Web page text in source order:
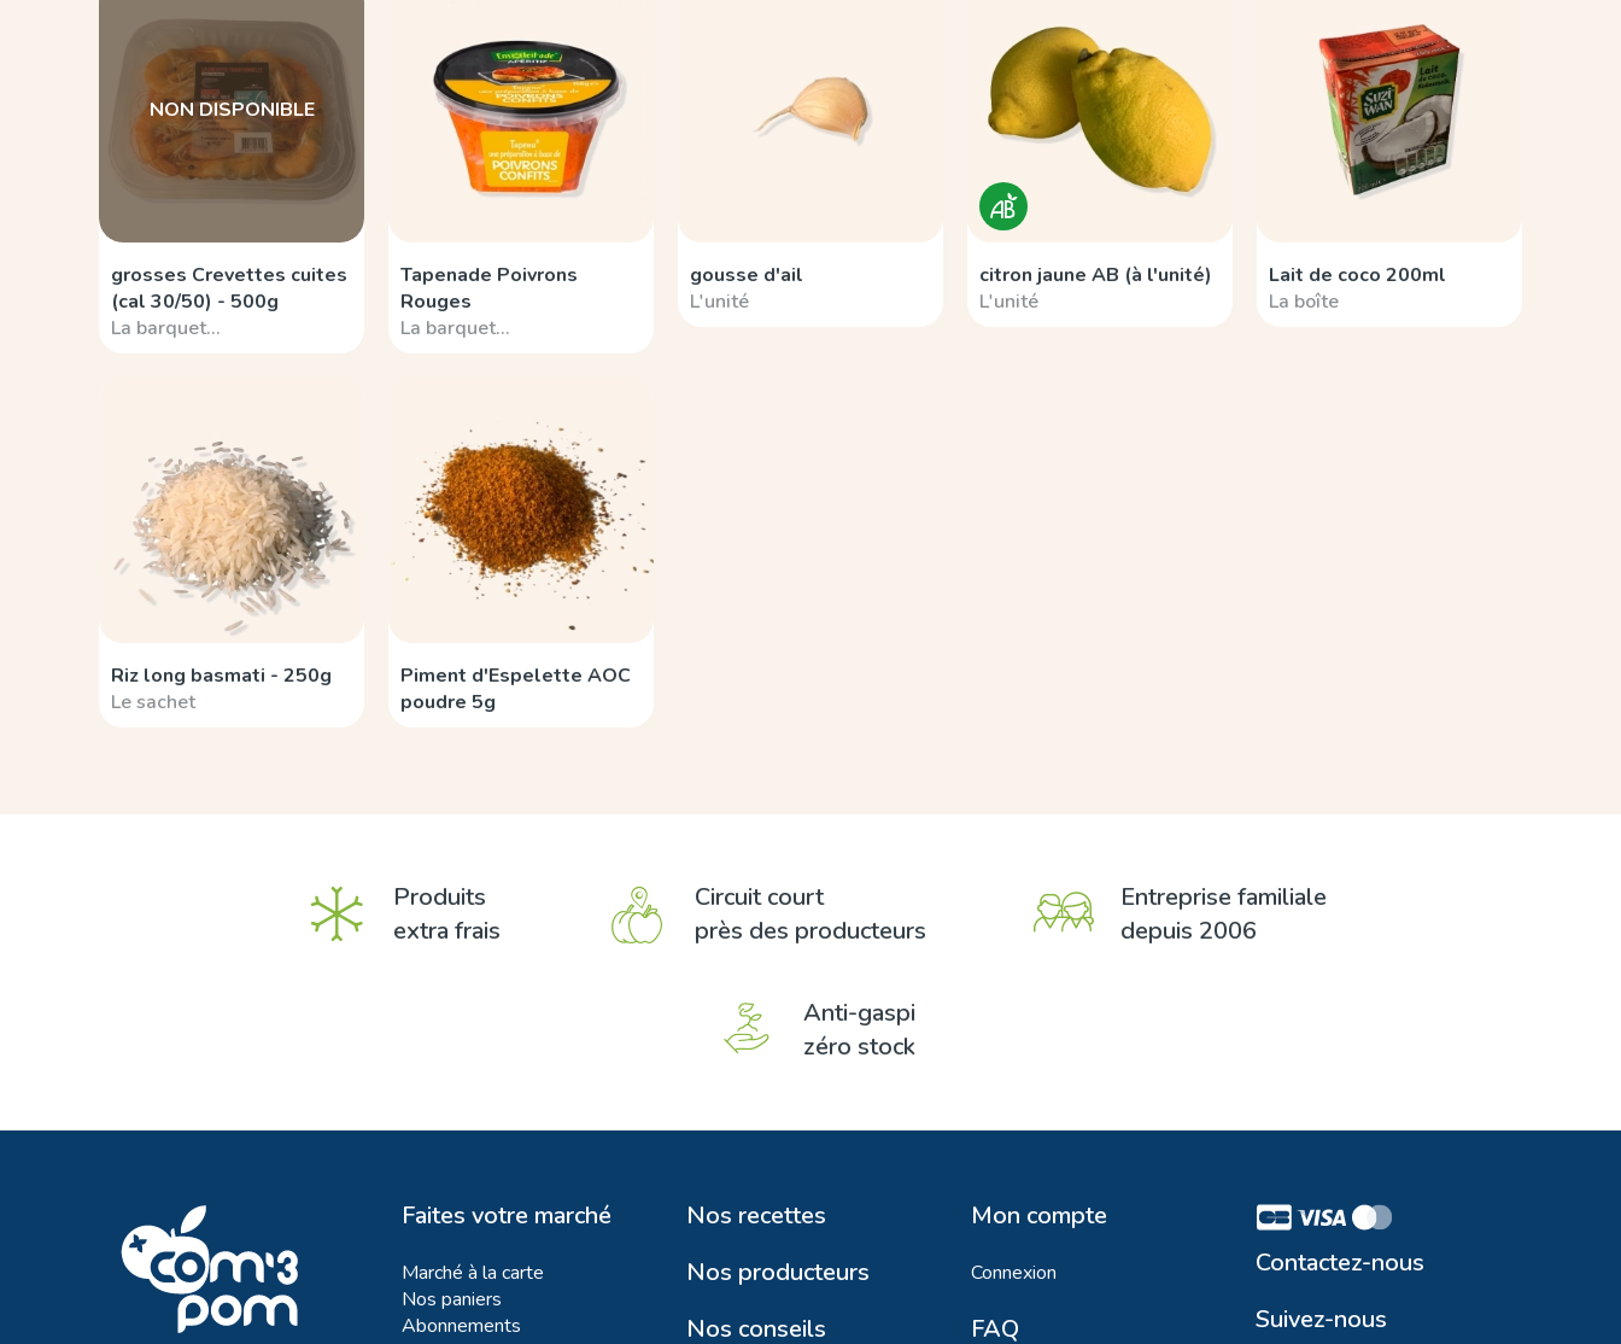
NON DISPONIBLE
grosses Crevettes cuites
(cal 30/50) - 500g
La barquet…
Tapenade Poivrons
Rouges
La barquet…
gousse d'ail
L'unité
citron jaune AB (à l'unité)
L'unité
Lait de coco 200ml
La boîte
Riz long basmati - 250g
Le sachet
Piment d'Espelette AOC
poudre 5g
Produits
extra frais
Circuit court
près des producteurs
Entreprise familiale
depuis 2006
Anti-gaspi
zéro stock
Faites votre marché
Marché à la carte
Nos paniers
Abonnements
Nos recettes
Nos producteurs
Nos conseils
Mon compte
Connexion
FAQ
Contactez-nous
Suivez-nous